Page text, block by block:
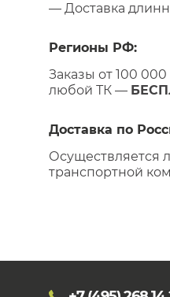
— Доставка
Регионы РФ:
Заказы от 100
любой ТК —
Доставка по
Осуществляется
транспортной